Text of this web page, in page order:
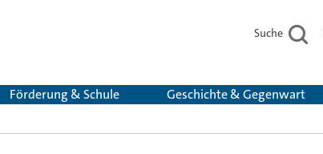
Suche
Förderung & Schule Geschichte & Gegenwart